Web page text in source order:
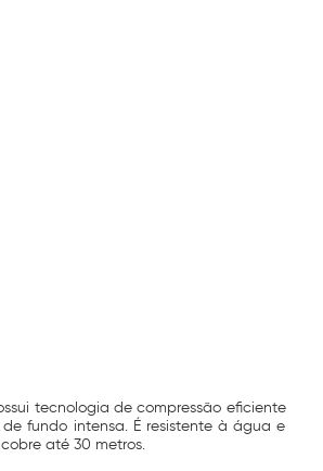
tecnologia de compressão eficiente
fundo intensa. É resistente à água e
até 30 metros.